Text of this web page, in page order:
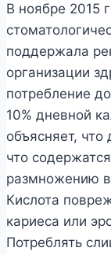
В ноябре 2015
поддержала
организации
потребление
10% дневной
объясняет,
что
размножению
Кислота
кариеса или
Потреблять